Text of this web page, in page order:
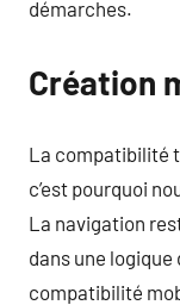
démarches.
Création
La compatibilité
c’est pourquoi
La navigation
dans une logique
compatibilité